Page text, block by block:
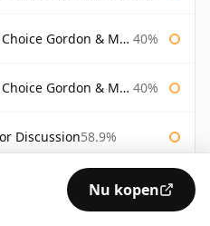
Gordon & Macphail 40%
Gordon & Macphail 40%
Discussion58.9%
1275 55.4% Nu kopen